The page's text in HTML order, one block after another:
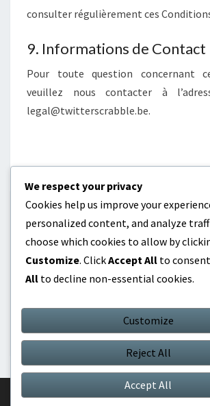
consulter régulièrement ces
9. Informations de Contact
Pour toute question concernant
veuillez nous contacter à
legal@twitterscrabble.be.
CATÉGORIES
Biographies des joueurs
Réalisations internationales
© 2026|Proudly Powered by
We respect your privacy
Cookies help us improve your
personalized content, and analyze
choose which cookies to allow by
Customize. ClickAccept All to
All to decline non-essential cookies.
Customize
Reject All
Accept All